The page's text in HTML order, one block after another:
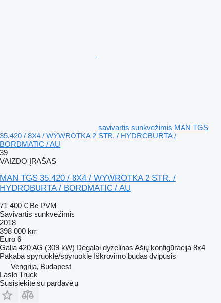
savivartis sunkvežimis MAN TGS
35.420 / 8X4 / WYWROTKA 2 STR. / HYDROBURTA /
BORDMATIC / AU
39
VAIZDO ĮRAŠAS
MAN TGS 35.420 / 8X4 / WYWROTKA 2 STR. /
HYDROBURTA / BORDMATIC / AU
71 400 € Be PVM
Savivartis sunkvežimis
2018
398 000 km
Euro 6
Galia 420 AG (309 kW) Degalai dyzelinas Ašių konfigūracija 8x4
Pakaba spyruoklė/spyruoklė Iškrovimo būdas dvipusis
Vengrija, Budapest
Laslo Truck
Susisiekite su pardavėju